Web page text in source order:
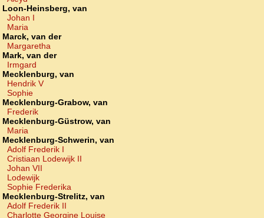
Loon-Heinsberg, van
Johan I
Maria
Marck, van der
Margaretha
Mark, van der
Irmgard
Mecklenburg, van
Hendrik V
Sophie
Mecklenburg-Grabow, van
Frederik
Mecklenburg-Güstrow, van
Maria
Mecklenburg-Schwerin, van
Adolf Frederik I
Cristiaan Lodewijk II
Johan VII
Lodewijk
Sophie Frederika
Mecklenburg-Strelitz, van
Adolf Frederik II
Charlotte Georgine Louise